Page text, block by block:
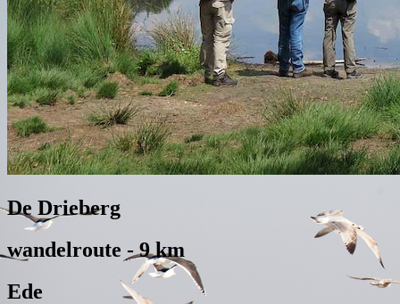
De Drieberg
wandelroute - 9 km
Ede